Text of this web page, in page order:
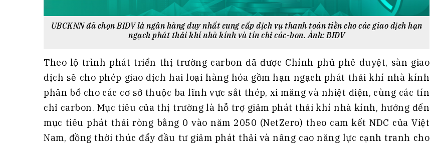
UBCKNN đã chọn BIDV là ngân hàng duy nhất cung cấp dịch vụ thanh toán tiền cho các giao dịch hạn
ngạch phát thải khí nhà kính và tín chỉ các-bon. Ảnh: BIDV
Theo lộ trình phát triển thị trường carbon đã được Chính phủ phê duyệt, sàn giao
dịch sẽ cho phép giao dịch hai loại hàng hóa gồm hạn ngạch phát thải khí nhà kính
phân bổ cho các cơ sở thuộc ba lĩnh vực sắt thép, xi măng và nhiệt điện, cùng các tín
chỉ carbon. Mục tiêu của thị trường là hỗ trợ giảm phát thải khí nhà kính, hướng đến
mục tiêu phát thải ròng bằng 0 vào năm 2050 (NetZero) theo cam kết NDC của Việt
Nam, đồng thời thúc đẩy đầu tư giảm phát thải và nâng cao năng lực cạnh tranh cho